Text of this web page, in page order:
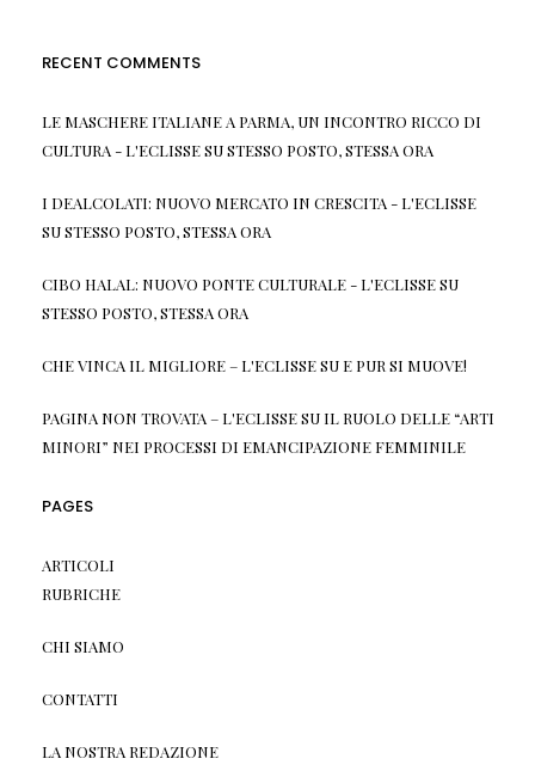
RECENT COMMENTS
LE MASCHERE ITALIANE A PARMA, UN INCONTRO RICCO DI
CULTURA - L'ECLISSESUSTESSO POSTO, STESSA ORA
I DEALCOLATI: NUOVO MERCATO IN CRESCITA - L'ECLISSE
SUSTESSO POSTO, STESSA ORA
CIBO HALAL: NUOVO PONTE CULTURALE - L'ECLISSESU
STESSO POSTO, STESSA ORA
CHE VINCA IL MIGLIORE – L'ECLISSESU E PUR SI MUOVE!
PAGINA NON TROVATA – L'ECLISSESU IL RUOLO DELLE “ARTI
MINORI” NEI PROCESSI DI EMANCIPAZIONE FEMMINILE
PAGES
ARTICOLI
RUBRICHE
CHI SIAMO
CONTATTI
LA NOSTRA REDAZIONE